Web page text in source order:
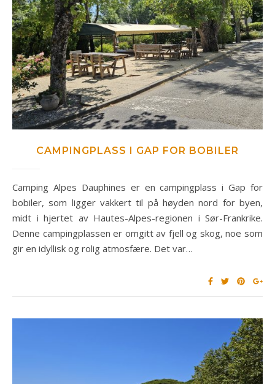
CAMPINGPLASS I GAP FOR BOBILER
Camping Alpes Dauphines er en campingplass i Gap for
bobiler, som ligger vakkert til på høyden nord for byen,
midt i hjertet av Hautes-Alpes-regionen i Sør-Frankrike.
Denne campingplassen er omgitt av fjell og skog, noe som
gir en idyllisk og rolig atmosfære. Det var…